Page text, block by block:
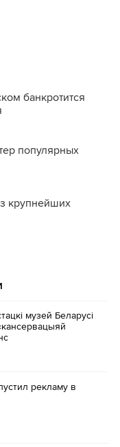
банкротится
популярных
крупнейших
музей Беларусі
рекламу в